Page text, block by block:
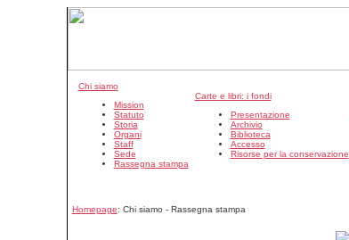
Chi siamo
Mission
Statuto
Storia
Organi
Staff
Sede
Rassegna stampa
Carte e libri: i fondi
Presentazione
Archivio
Biblioteca
Accesso
Risorse per la conservazione
Homepage: Chi siamo - Rassegna stampa